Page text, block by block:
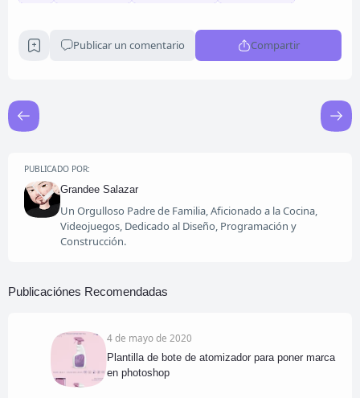
Publicar un comentario Compartir
PUBLICADO POR:
Grandee Salazar
Un Orgulloso Padre de Familia, Aficionado a la Cocina,
Videojuegos, Dedicado al Diseño, Programación y
Construcción.
Publicaciónes Recomendadas
4 de mayo de 2020
Plantilla de bote de atomizador para poner marca
en photoshop